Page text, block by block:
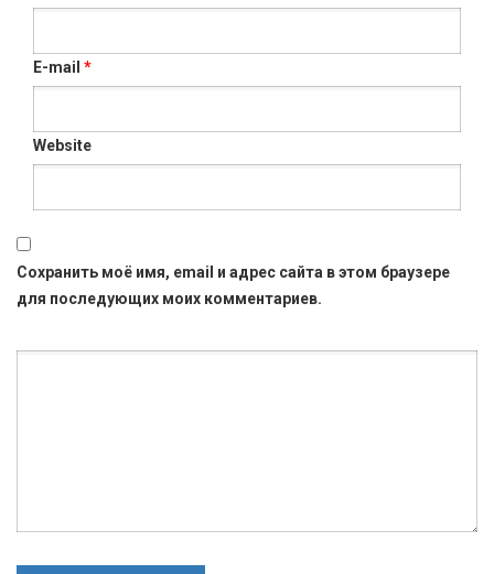
E-mail *
Website
Сохранить моё имя, email и адрес сайта в этом браузере
для последующих моих комментариев.